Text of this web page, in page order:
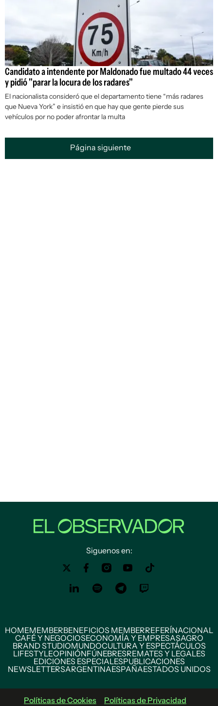
Candidato a intendente por Maldonado fue multado 44 veces
y pidió "parar la locura de los radares"
El nacionalista consideró que el departamento tiene “más radares
que Nueva York” e insistió en que hay que gente pierde sus
vehículos por no poder afrontar la multa
Página siguiente
Siguenos en:
HOMEMEMBERBENEFICIOS MEMBERREFERÍNACIONAL
CAFÉ Y NEGOCIOSECONOMÍA Y EMPRESASAGRO
BRAND STUDIOMUNDOCULTURA Y ESPECTÁCULOS
LIFESTYLEOPINIÓNFÚNEBRESREMATES Y LEGALES
EDICIONES ESPECIALESPUBLICACIONES
NEWSLETTERSARGENTINAESPAÑAESTADOS UNIDOS
Políticas de Cookies Políticas de Privacidad